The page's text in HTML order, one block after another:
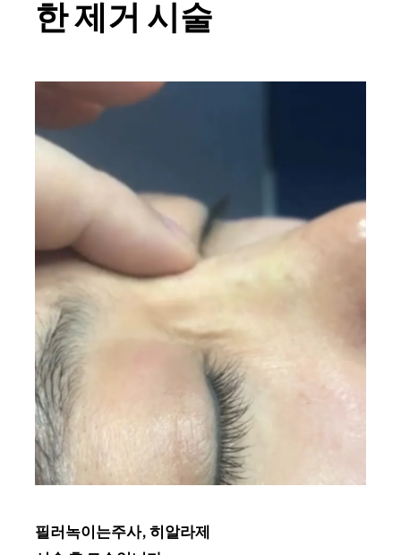
한 제거 시술
필러녹이는주사, 히알라제